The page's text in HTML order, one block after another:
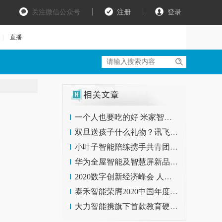
关注微信公众号 注册 登录
直播
一个人也要吃的好 米家智能电压力锅 2.5L众筹上市
双旦送孩子什么礼物？讯飞智能学习机，实用的提分法宝
小叶子智能陪练携手共青团中央青创基金会举办线上公益音乐会
华为全屋智能及智慧屏新品发布会 2020年12月21日发布
2020数字创新经济峰会 人工智能为“数字经济”转型画龙点睛
泰禾智能荣膺2020中国年度AI评选“人工智能领航企业“奖项
大力智能携旗下首款教育硬件亮相国际智慧教育展览会